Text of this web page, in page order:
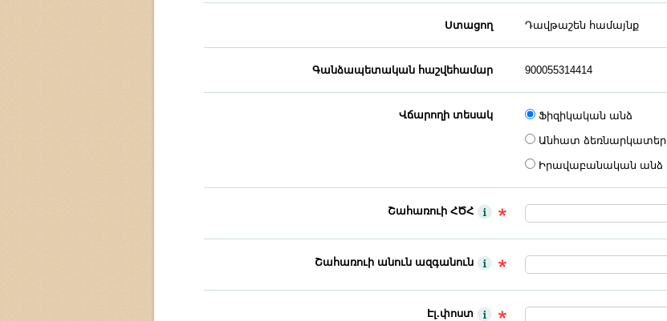
Ստացող Դավթաշեն համայնք
Գանձապետական հաշվեհամար 900055314414
Վճարողի տեսակ Ֆիզիկական անձ
Անհատ ձեռնարկատեր
Իրավաբանական անձ
Շահառուի ՀԾՀ
Շահառուի անուն ազգանուն
Էլ.փոստ